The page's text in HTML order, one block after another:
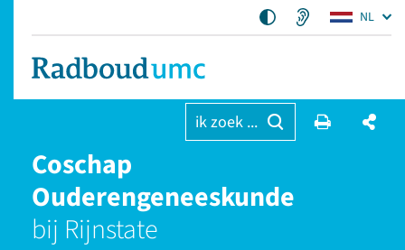
NL
ik zoek ...
Coschap
Ouderengeneeskunde
bij Rijnstate